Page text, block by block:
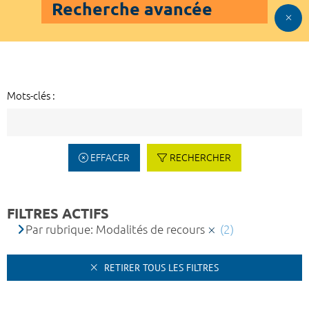
Recherche avancée
Mots-clés :
EFFACER RECHERCHER
FILTRES ACTIFS
Par rubrique: Modalités de recours (2)
RETIRER TOUS LES FILTRES